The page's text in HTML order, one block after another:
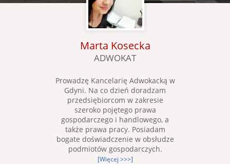
Marta Kosecka
ADWOKAT
Prowadzę Kancelarię Adwokacką w
Gdyni. Na co dzień doradzam
przedsiębiorcom w zakresie
szeroko pojętego prawa
gospodarczego i handlowego, a
także prawa pracy. Posiadam
bogate doświadczenie w obsłudze
podmiotów gospodarczych.
[Więcej >>>]